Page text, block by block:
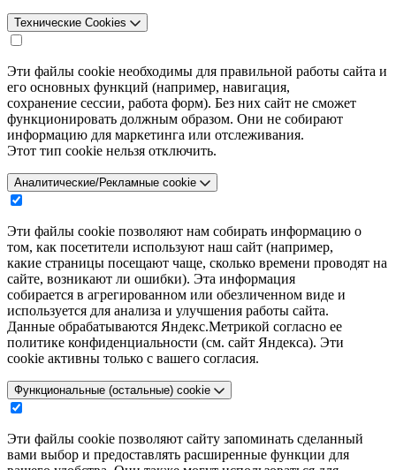
Технические Cookies
Эти файлы cookie необходимы для правильной работы сайта и
его основных функций (например, навигация,
сохранение сессии, работа форм). Без них сайт не сможет
функционировать должным образом. Они не собирают
информацию для маркетинга или отслеживания.
Этот тип cookie нельзя отключить.
Аналитические/Рекламные cookie
Эти файлы cookie позволяют нам собирать информацию о
том, как посетители используют наш сайт (например,
какие страницы посещают чаще, сколько времени проводят на
сайте, возникают ли ошибки). Эта информация
собирается в агрегированном или обезличенном виде и
используется для анализа и улучшения работы сайта.
Данные обрабатываются Яндекс.Метрикой согласно ее
политике конфиденциальности (см. сайт Яндекса). Эти
cookie активны только с вашего согласия.
Функциональные (остальные) cookie
Эти файлы cookie позволяют сайту запоминать сделанный
вами выбор и предоставлять расширенные функции для